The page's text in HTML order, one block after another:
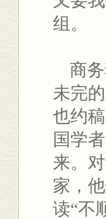
组。
商务
未完
也约
国学
来。
家，
读“不